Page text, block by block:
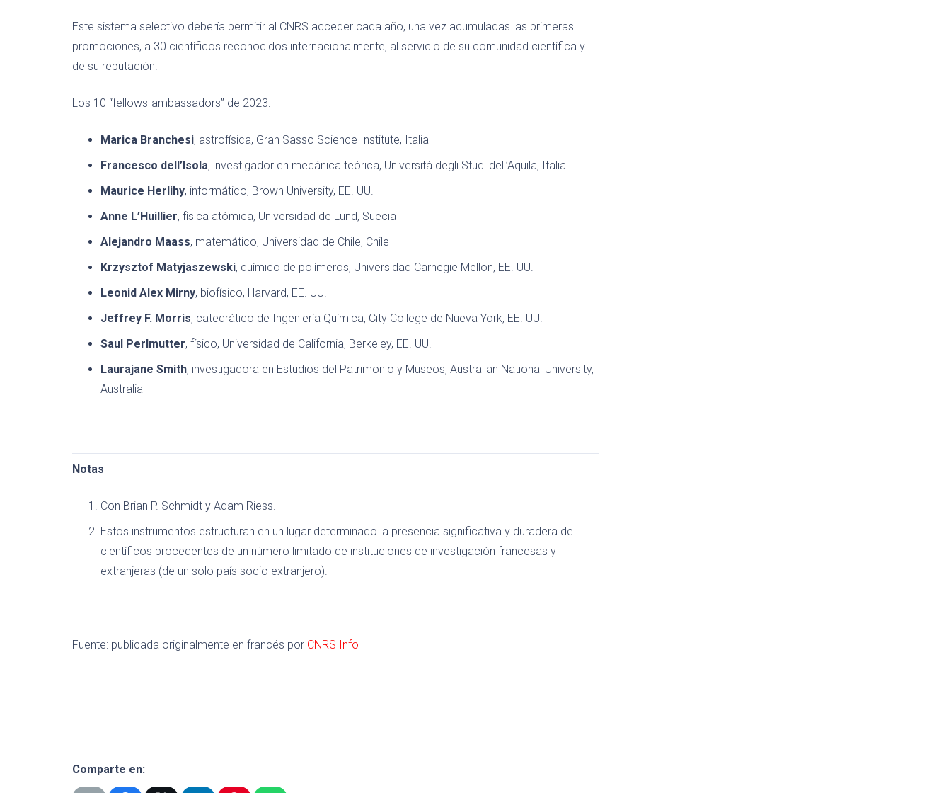
Este sistema selectivo debería permitir al CNRS acceder cada año, una vez acumuladas las primeras
promociones, a 30 científicos reconocidos internacionalmente, al servicio de su comunidad científica y
de su reputación.
Los 10 “fellows-ambassadors” de 2023:
Marica Branchesi, astrofísica, Gran Sasso Science Institute, Italia
Francesco dell’Isola, investigador en mecánica teórica, Università degli Studi dell’Aquila, Italia
Maurice Herlihy, informático, Brown University, EE. UU.
Anne L’Huillier, física atómica, Universidad de Lund, Suecia
Alejandro Maass, matemático, Universidad de Chile, Chile
Krzysztof Matyjaszewski, químico de polímeros, Universidad Carnegie Mellon, EE. UU.
Leonid Alex Mirny, biofísico, Harvard, EE. UU.
Jeffrey F. Morris, catedrático de Ingeniería Química, City College de Nueva York, EE. UU.
Saul Perlmutter, físico, Universidad de California, Berkeley, EE. UU.
Laurajane Smith, investigadora en Estudios del Patrimonio y Museos, Australian National University,
Australia
Notas
Con Brian P. Schmidt y Adam Riess.
Estos instrumentos estructuran en un lugar determinado la presencia significativa y duradera de
científicos procedentes de un número limitado de instituciones de investigación francesas y
extranjeras (de un solo país socio extranjero).
Fuente: publicada originalmente en francés por CNRS Info
Comparte en: